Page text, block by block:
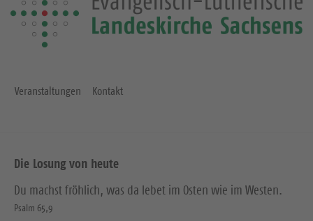
Veranstaltungen Kontakt
Die Losung von heute
Du machst fröhlich, was da lebet im Osten wie im Westen.
Psalm 65,9